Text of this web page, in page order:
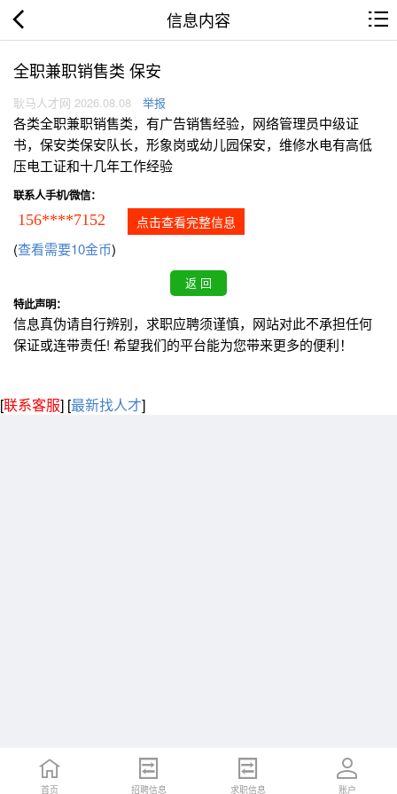
信息内容
全职兼职销售类 保安
耿马人才网 2026.08.08 举报
各类全职兼职销售类，有广告销售经验，网络管理员中级证
书，保安类保安队长，形象岗或幼儿园保安，维修水电有高低
压电工证和十几年工作经验
联系人手机/微信：
156****7152 点击查看完整信息
(查看需要10金币)
特此声明：
信息真伪请自行辨别，求职应聘须谨慎，网站对此不承担任何
保证或连带责任! 希望我们的平台能为您带来更多的便利！
[联系客服] [最新找人才]
首页 招聘信息 求职信息 账户